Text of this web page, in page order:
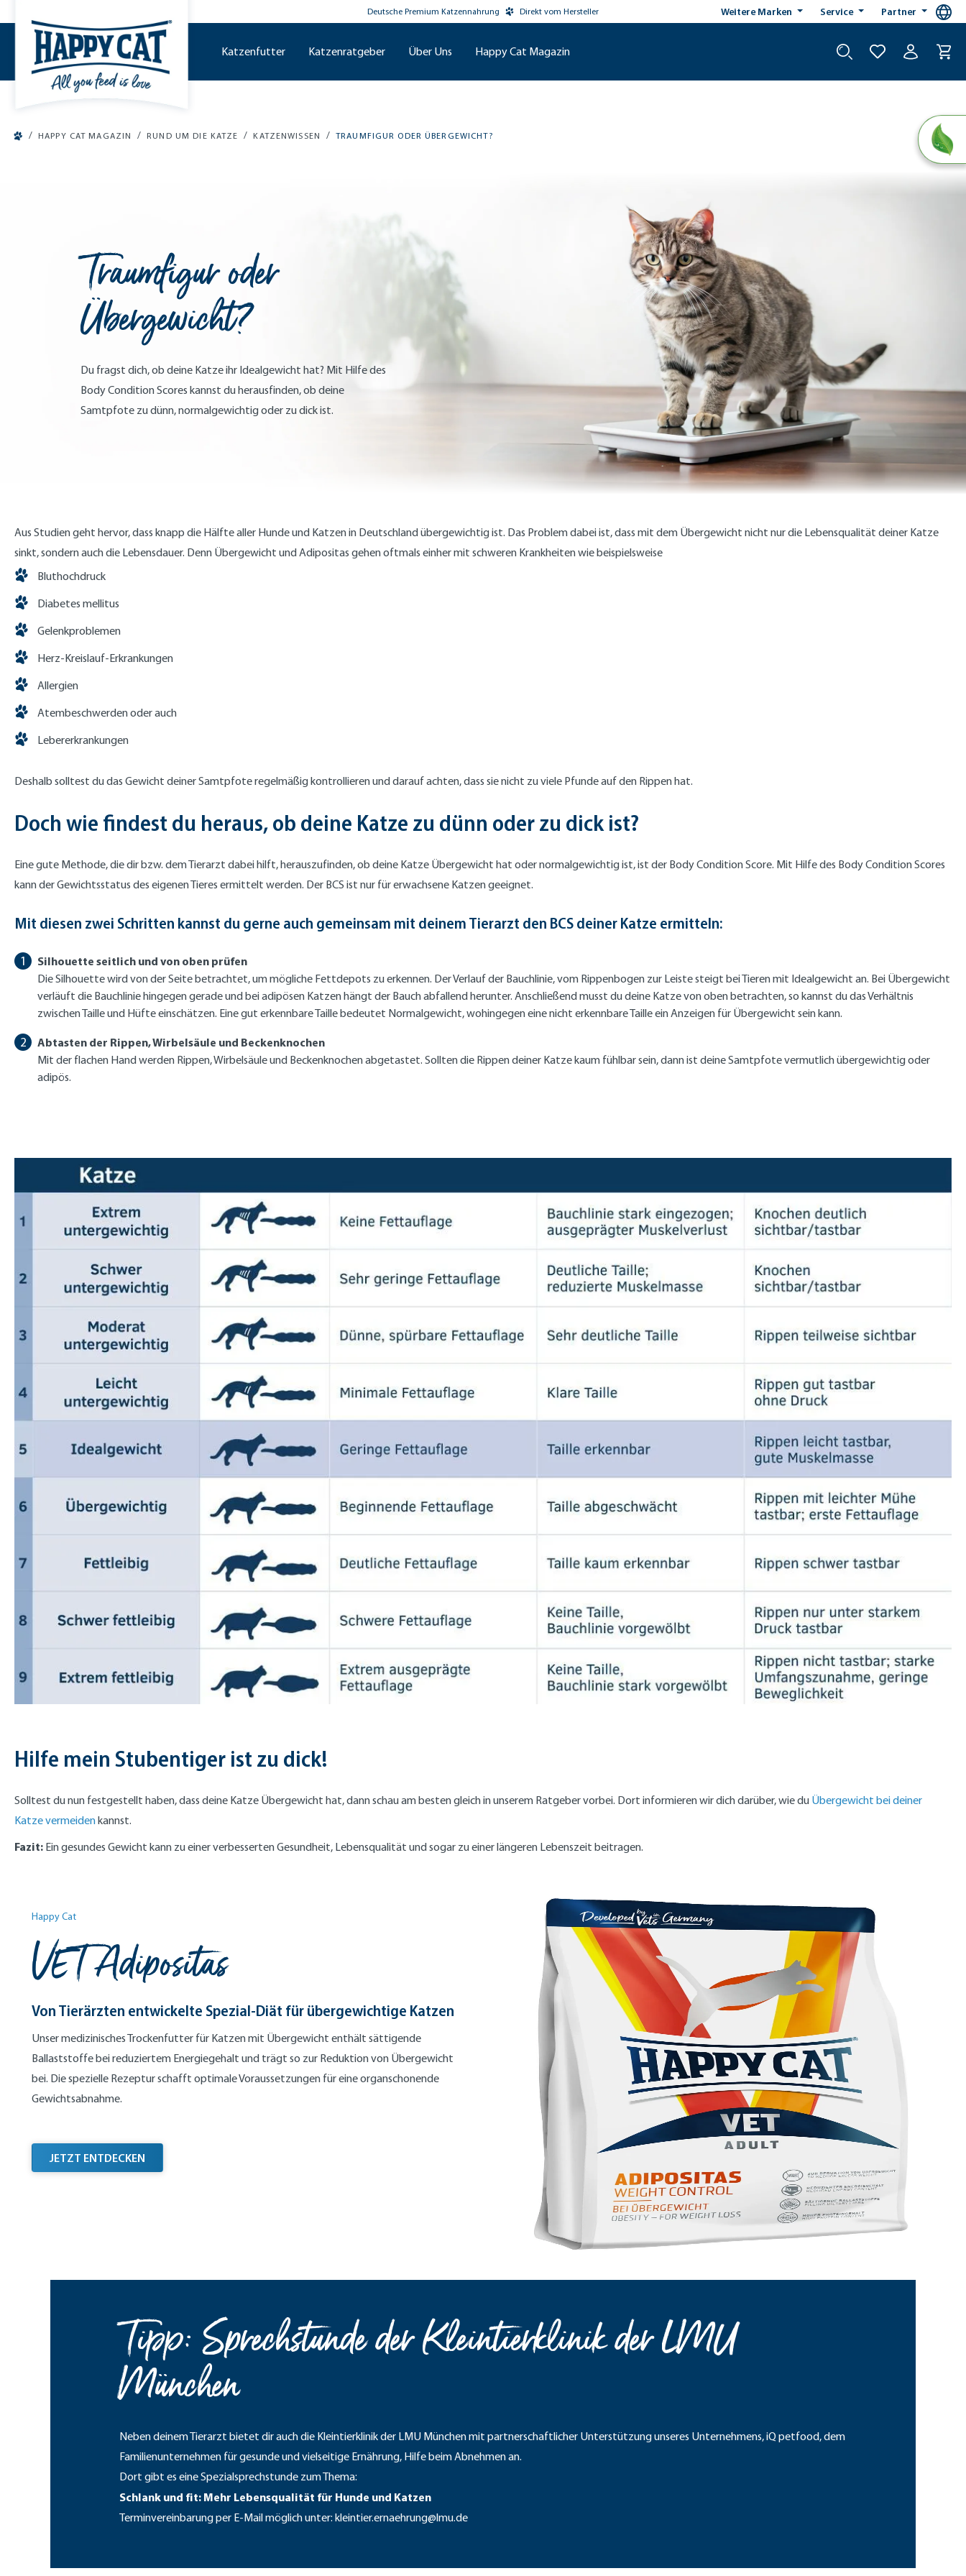
Deutsche Premium Katzennahrung Direkt vom Hersteller Weitere Marken Service Partner
Katzenfutter Katzenratgeber Über Uns Happy Cat Magazin
/ HAPPY CAT MAGAZIN / RUND UM DIE KATZE / KATZENWISSEN / TRAUMFIGUR ODER ÜBERGEWICHT?
Traumfigur oder
Übergewicht?
Du fragst dich, ob deine Katze ihr Idealgewicht hat? Mit Hilfe des
Body Condition Scores kannst du herausfinden, ob deine
Samtpfote zu dünn, normalgewichtig oder zu dick ist.
Aus Studien geht hervor, dass knapp die Hälfte aller Hunde und Katzen in Deutschland übergewichtig ist. Das Problem dabei ist, dass mit dem Übergewicht nicht nur die Lebensqualität deiner Katze
sinkt, sondern auch die Lebensdauer. Denn Übergewicht und Adipositas gehen oftmals einher mit schweren Krankheiten wie beispielsweise
Bluthochdruck
Diabetes mellitus
Gelenkproblemen
Herz-Kreislauf-Erkrankungen
Allergien
Atembeschwerden oder auch
Lebererkrankungen
Deshalb solltest du das Gewicht deiner Samtpfote regelmäßig kontrollieren und darauf achten, dass sie nicht zu viele Pfunde auf den Rippen hat.
Doch wie findest du heraus, ob deine Katze zu dünn oder zu dick ist?
Eine gute Methode, die dir bzw. dem Tierarzt dabei hilft, herauszufinden, ob deine Katze Übergewicht hat oder normalgewichtig ist, ist der Body Condition Score. Mit Hilfe des Body Condition Scores
kann der Gewichtsstatus des eigenen Tieres ermittelt werden. Der BCS ist nur für erwachsene Katzen geeignet.
Mit diesen zwei Schritten kannst du gerne auch gemeinsam mit deinem Tierarzt den BCS deiner Katze ermitteln:
Silhouette seitlich und von oben prüfen
Die Silhouette wird von der Seite betrachtet, um mögliche Fettdepots zu erkennen. Der Verlauf der Bauchlinie, vom Rippenbogen zur Leiste steigt bei Tieren mit Idealgewicht an. Bei Übergewicht
verläuft die Bauchlinie hingegen gerade und bei adipösen Katzen hängt der Bauch abfallend herunter. Anschließend musst du deine Katze von oben betrachten, so kannst du das Verhältnis
zwischen Taille und Hüfte einschätzen. Eine gut erkennbare Taille bedeutet Normalgewicht, wohingegen eine nicht erkennbare Taille ein Anzeigen für Übergewicht sein kann.
Abtasten der Rippen, Wirbelsäule und Beckenknochen
Mit der flachen Hand werden Rippen, Wirbelsäule und Beckenknochen abgetastet. Sollten die Rippen deiner Katze kaum fühlbar sein, dann ist deine Samtpfote vermutlich übergewichtig oder
adipös.
Hilfe mein Stubentiger ist zu dick!
Solltest du nun festgestellt haben, dass deine Katze Übergewicht hat, dann schau am besten gleich in unserem Ratgeber vorbei. Dort informieren wir dich darüber, wie du Übergewicht bei deiner
Katze vermeidenkannst.
Fazit: Ein gesundes Gewicht kann zu einer verbesserten Gesundheit, Lebensqualität und sogar zu einer längeren Lebenszeit beitragen.
Happy Cat
VET Adipositas
Von Tierärzten entwickelte Spezial-Diät für übergewichtige Katzen
Unser medizinisches Trockenfutter für Katzen mit Übergewicht enthält sättigende
Ballaststoffe bei reduziertem Energiegehalt und trägt so zur Reduktion von Übergewicht
bei. Die spezielle Rezeptur schafft optimale Voraussetzungen für eine organschonende
Gewichtsabnahme.
JETZT ENTDECKEN
Tipp: Sprechstunde der Kleintierklinik der LMU
München
Neben deinem Tierarzt bietet dir auch die Kleintierklinik der LMU München mit partnerschaftlicher Unterstützung unseres Unternehmens, iQ petfood, dem
Familienunternehmen für gesunde und vielseitige Ernährung, Hilfe beim Abnehmen an.
Dort gibt es eine Spezialsprechstunde zum Thema:
Schlank und fit: Mehr Lebensqualität für Hunde und Katzen
Terminvereinbarung per E-Mail möglich unter: kleintier.ernaehrung@lmu.de